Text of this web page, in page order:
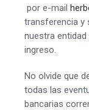
por e-mail
transferencia y
nuestra
ingreso.
No olvide que
todas las
bancarias